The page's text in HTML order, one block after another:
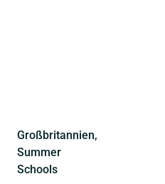
Großbritannien
Summer
Schools